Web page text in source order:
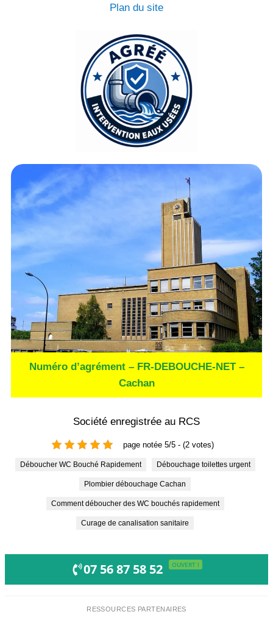
Plan du site
Numéro d’agrément – FR-DEBOUCHE-NET –
Cachan
Société enregistrée au RCS
page notée 5/5 - (2 votes)
Déboucher WC Bouché Rapidement Débouchage toilettes urgent
Plombier débouchage Cachan
Comment déboucher des WC bouchés rapidement
Curage de canalisation sanitaire
07 56 87 58 52 OUVERT !
RESSOURCES PARTENAIRES